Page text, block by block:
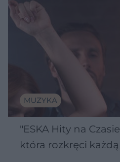
MUZYKA
"ESKA Hity na
która rozkręci